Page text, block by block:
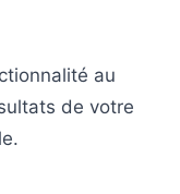
au
de votre